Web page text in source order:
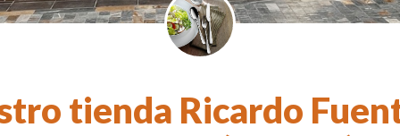
tienda Ricardo